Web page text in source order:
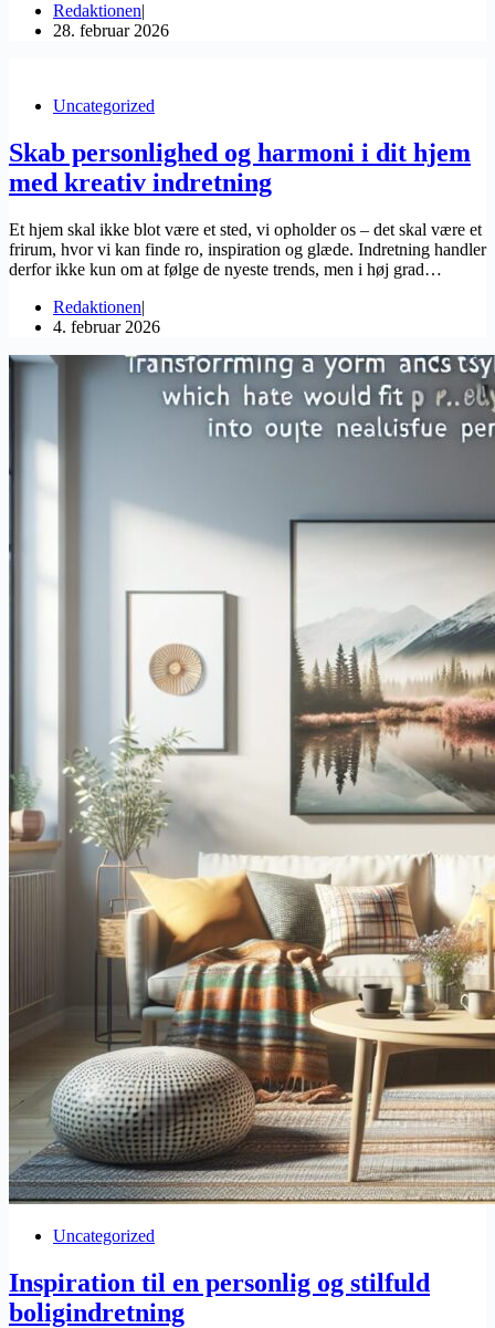
Redaktionen
28. februar 2026
Uncategorized
Skab personlighed og harmoni i dit hjem
med kreativ indretning
Et hjem skal ikke blot være et sted, vi opholder os – det skal være et
frirum, hvor vi kan finde ro, inspiration og glæde. Indretning handler
derfor ikke kun om at følge de nyeste trends, men i høj grad…
Redaktionen
4. februar 2026
Uncategorized
Inspiration til en personlig og stilfuld
boligindretning